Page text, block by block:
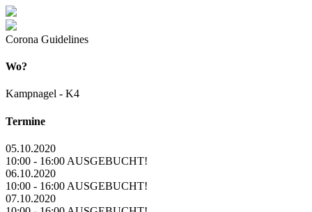
Corona Guidelines
Wo?
Kampnagel - K4
Termine
05.10.2020
10:00 - 16:00 AUSGEBUCHT!
06.10.2020
10:00 - 16:00 AUSGEBUCHT!
07.10.2020